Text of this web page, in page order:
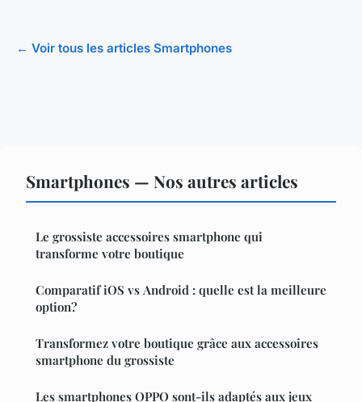
← Voir tous les articles Smartphones
Smartphones — Nos autres articles
Le grossiste accessoires smartphone qui
transforme votre boutique
Comparatif iOS vs Android : quelle est la meilleure
option?
Transformez votre boutique grâce aux accessoires
smartphone du grossiste
Les smartphones OPPO sont-ils adaptés aux jeux